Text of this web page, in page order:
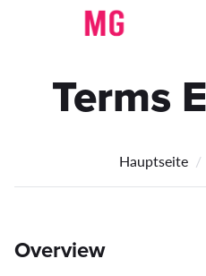
Terms
Hauptseite
Overview